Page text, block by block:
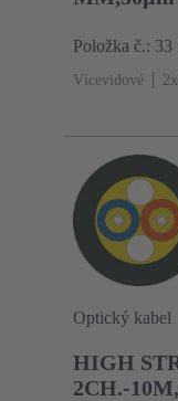
Položka č.:
Vícevidové
Optický kabel
HIGH
2CH.-